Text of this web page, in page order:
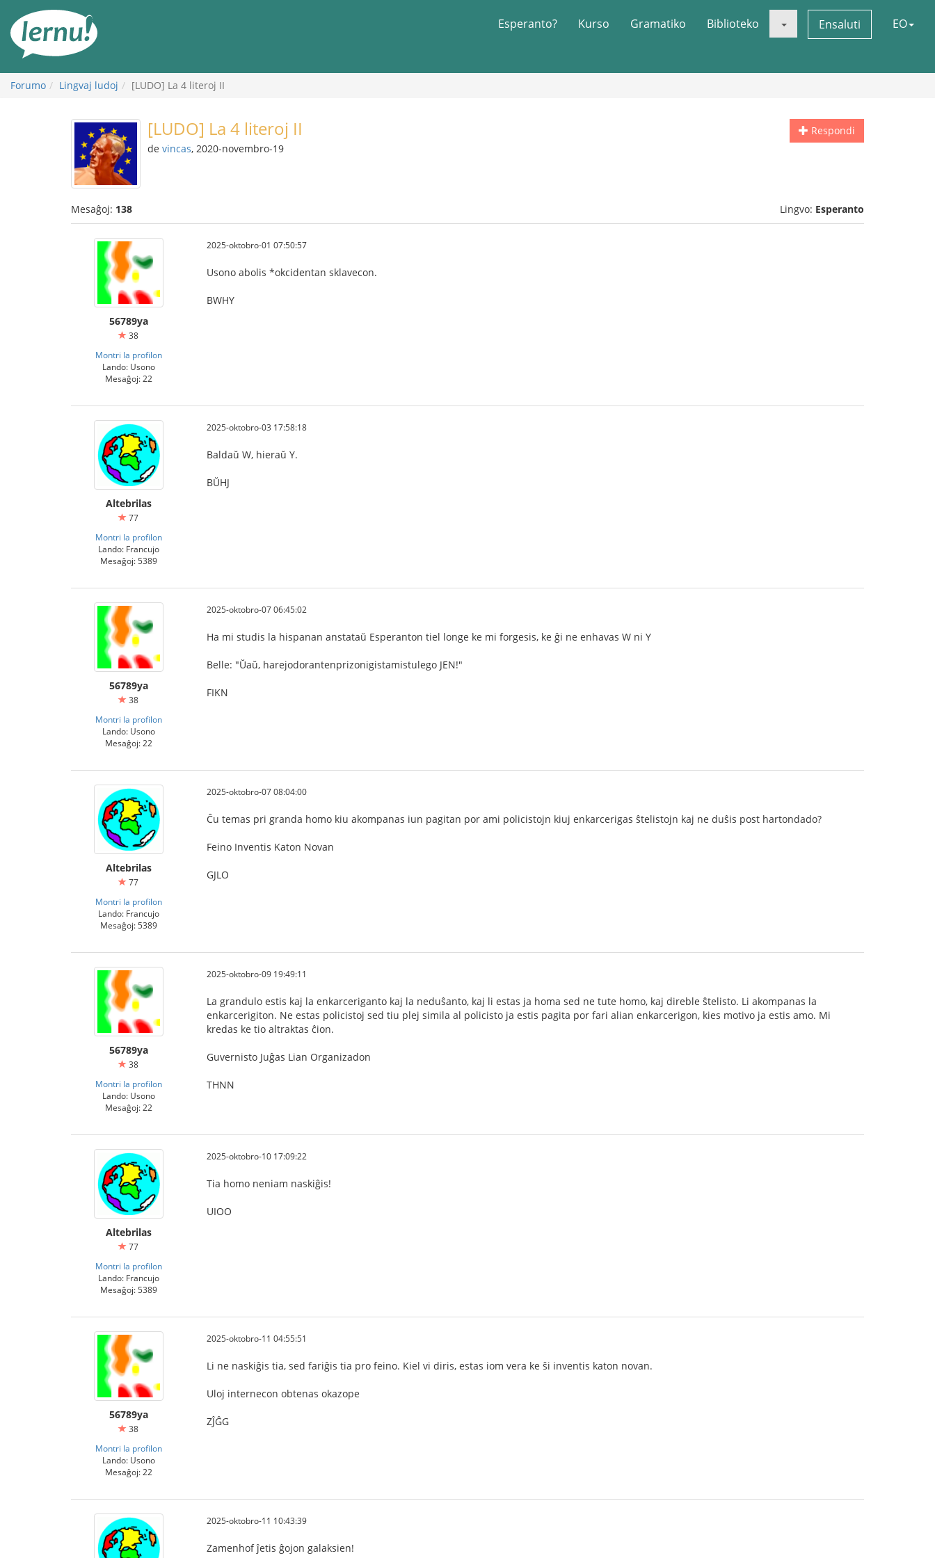
enhavo
Esperanto? Kurso Gramatiko Biblioteko Ensaluti EO
Forumo Lingvaj ludoj [LUDO] La 4 literoj II
Respondi
[LUDO] La 4 literoj II
de vincas, 2020-novembro-19
Mesaĝoj: 138 Lingvo: Esperanto
56789ya
38
Montri la profilon
Lando: Usono
Mesaĝoj: 22
2025-oktobro-01 07:50:57
Usono abolis *okcidentan sklavecon.
BWHY
Altebrilas
77
Montri la profilon
Lando: Francujo
Mesaĝoj: 5389
2025-oktobro-03 17:58:18
Baldaŭ W, hieraŭ Y.
BŬHJ
56789ya
38
Montri la profilon
Lando: Usono
Mesaĝoj: 22
2025-oktobro-07 06:45:02
Ha mi studis la hispanan anstataŭ Esperanton tiel longe ke mi forgesis, ke ĝi ne enhavas W ni Y
Belle: "Ŭaŭ, harejodorantenprizonigistamistulego JEN!"
FIKN
Altebrilas
77
Montri la profilon
Lando: Francujo
Mesaĝoj: 5389
2025-oktobro-07 08:04:00
Ĉu temas pri granda homo kiu akompanas iun pagitan por ami policistojn kiuj enkarcerigas ŝtelistojn kaj ne duŝis post hartondado?
Feino Inventis Katon Novan
GJLO
56789ya
38
Montri la profilon
Lando: Usono
Mesaĝoj: 22
2025-oktobro-09 19:49:11
La grandulo estis kaj la enkarceriganto kaj la neduŝanto, kaj li estas ja homa sed ne tute homo, kaj direble ŝtelisto. Li akompanas la
enkarcerigiton. Ne estas policistoj sed tiu plej simila al policisto ja estis pagita por fari alian enkarcerigon, kies motivo ja estis amo. Mi
kredas ke tio altraktas ĉion.
Guvernisto Juĝas Lian Organizadon
THNN
Altebrilas
77
Montri la profilon
Lando: Francujo
Mesaĝoj: 5389
2025-oktobro-10 17:09:22
Tia homo neniam naskiĝis!
UIOO
56789ya
38
Montri la profilon
Lando: Usono
Mesaĝoj: 22
2025-oktobro-11 04:55:51
Li ne naskiĝis tia, sed fariĝis tia pro feino. Kiel vi diris, estas iom vera ke ŝi inventis katon novan.
Uloj internecon obtenas okazope
ZĴĜG
2025-oktobro-11 10:43:39
Zamenhof ĵetis ĝojon galaksien!